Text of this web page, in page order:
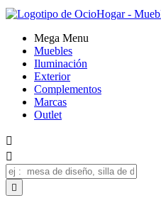
Mega Menu
Muebles
Iluminación
Exterior
Complementos
Marcas
Outlet


